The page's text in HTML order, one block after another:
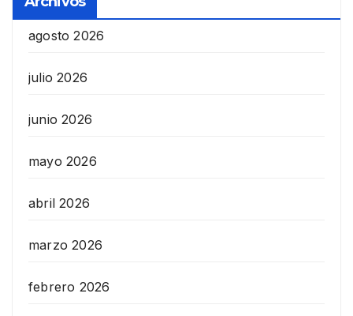
agosto 2026
julio 2026
junio 2026
mayo 2026
abril 2026
marzo 2026
febrero 2026